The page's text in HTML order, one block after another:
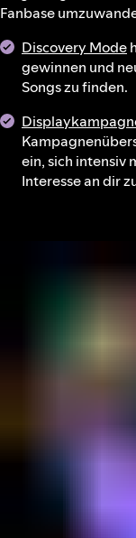
Fanbase
Discovery Mode
gewinnen und
Songs zu finden.
ein, sich intensiv
Interesse an dir